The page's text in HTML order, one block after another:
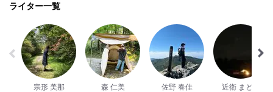
ライター一覧
宗形 美那 森 仁美 佐野 春佳 近衛 まどか